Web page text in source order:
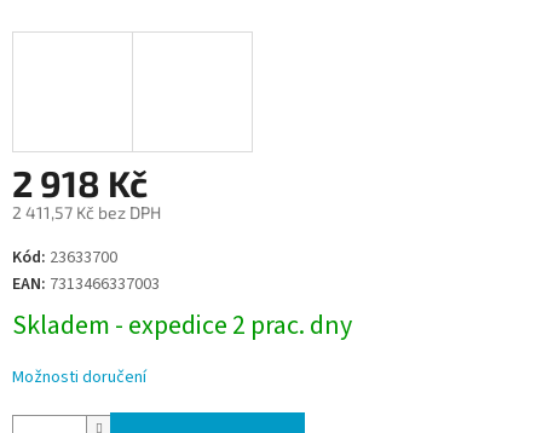
2 918 Kč
2 411,57 Kč bez DPH
Měrná
cena:
Kód: 23633700
EAN: 7313466337003
Skladem - expedice 2 prac. dny
Možnosti doručení